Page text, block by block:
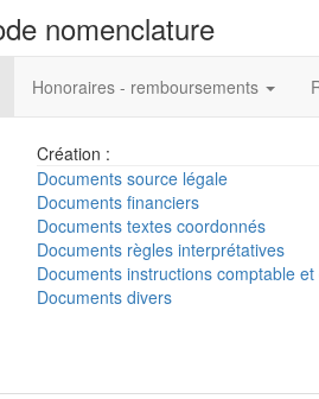
nomenclature
(courant)Honoraires - remboursements
Création :
Documents source légale
Documents financiers
Documents textes coordonnés
Documents règles interprétatives
Documents instructions comptable
Documents divers